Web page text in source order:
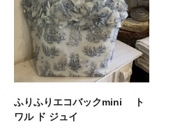
ふりふりエコバックmini ト
ワル ド ジュイ